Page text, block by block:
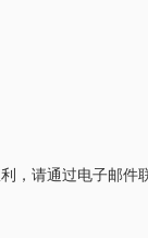
，请通过电子邮件